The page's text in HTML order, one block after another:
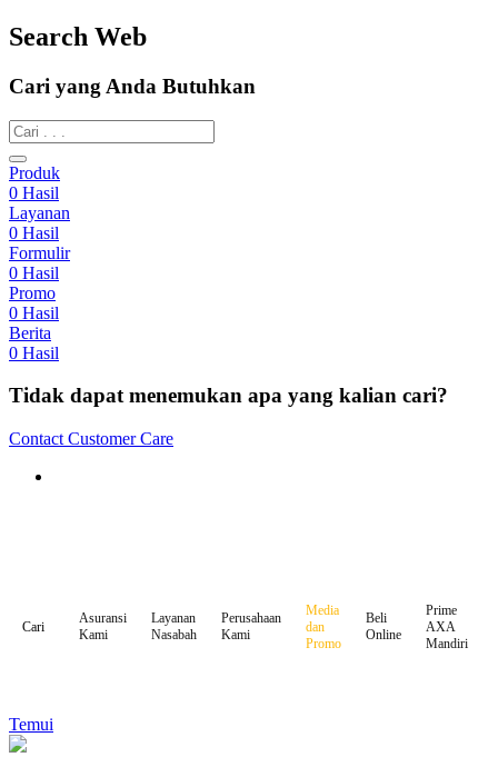
Search Web
Cari yang Anda Butuhkan
Produk
0 Hasil
Layanan
0 Hasil
Formulir
0 Hasil
Promo
0 Hasil
Berita
0 Hasil
Tidak dapat menemukan apa yang kalian cari?
Contact Customer Care
Cari
Asuransi
Kami
Layanan
Nasabah
Perusahaan
Kami
Media
dan
Promo
Beli
Online
Prime
AXA
Mandiri
Temui